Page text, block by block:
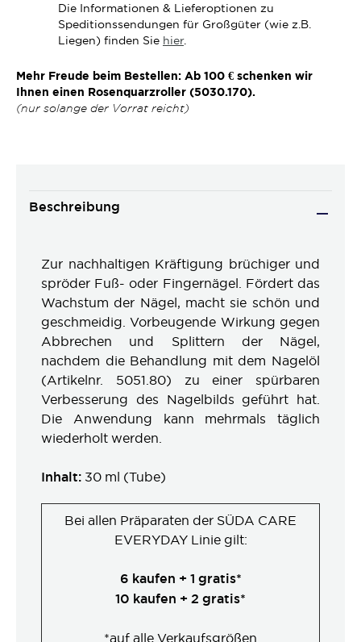
Die Informationen & Lieferoptionen zu
Speditionssendungen für Großgüter (wie z.B.
Liegen) finden Sie hier.
Mehr Freude beim Bestellen: Ab 100 € schenken wir
Ihnen einen Rosenquarzroller (5030.170).
(nur solange der Vorrat reicht)
Beschreibung
Zur nachhaltigen Kräftigung brüchiger und
spröder Fuß- oder Fingernägel. Fördert das
Wachstum der Nägel, macht sie schön und
geschmeidig. Vorbeugende Wirkung gegen
Abbrechen und Splittern der Nägel,
nachdem die Behandlung mit dem Nagelöl
(Artikelnr. 5051.80) zu einer spürbaren
Verbesserung des Nagelbilds geführt hat.
Die Anwendung kann mehrmals täglich
wiederholt werden.
Inhalt: 30 ml (Tube)
Bei allen Präparaten der SÜDA CARE
EVERYDAY Linie gilt:
6 kaufen + 1 gratis*
10 kaufen + 2 gratis*
*auf alle Verkaufsgrößen